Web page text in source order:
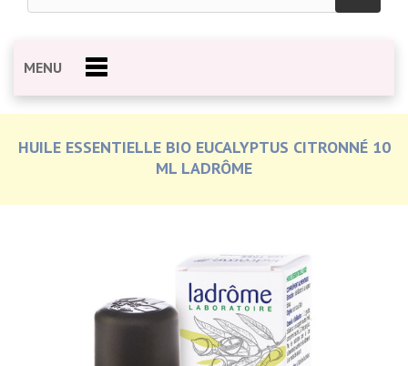
MENU
HUILE ESSENTIELLE BIO EUCALYPTUS CITRONNÉ 10
ML LADRÔME